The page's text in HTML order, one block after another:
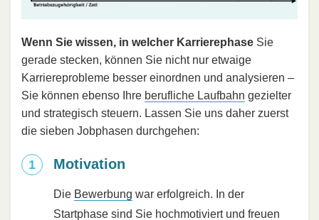
Wenn Sie wissen, in welcher Karrierephase Sie
gerade stecken, können Sie nicht nur etwaige
Karriereprobleme besser einordnen und analysieren –
Sie können ebenso Ihre berufliche Laufbahn gezielter
und strategisch steuern. Lassen Sie uns daher zuerst
die sieben Jobphasen durchgehen:
Motivation
Die Bewerbung war erfolgreich. In der
Startphase sind Sie hochmotiviert und freuen